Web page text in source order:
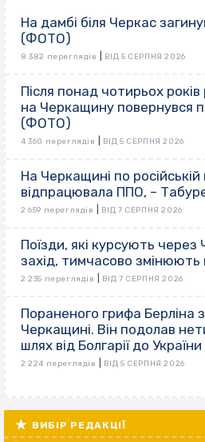
На дамбі біля Черкас
(ФОТО)
8 382 переглядів ВІД 5 СЕРПНЯ 2026
Після понад чотирьох
на Черкащину повернувся
(ФОТО)
4 360 переглядів ВІД 5 СЕРПНЯ 2026
На Черкащині по російській
відпрацювала ППО, –
2 659 переглядів ВІД 7 СЕРПНЯ 2026
Поїзди, які курсують
захід, тимчасово
2 235 переглядів ВІД 7 СЕРПНЯ 2026
Пораненого грифа Берліна
Черкащині. Він подолав
шлях від Болгарії до України
2 224 переглядів ВІД 5 СЕРПНЯ 2026
ВИБІР РЕДАКЦІЇ